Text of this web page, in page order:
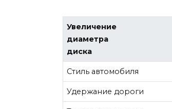
Увеличение
диаметра
диска
Стиль автомобиля
Удержание дороги